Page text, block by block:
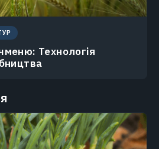
Технологія